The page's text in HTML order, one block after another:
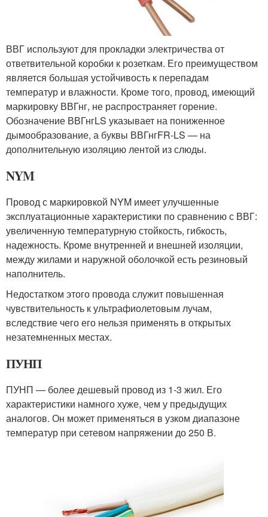
ВВГ используют для прокладки электричества от
ответвительной коробки к розеткам. Его преимуществом
является большая устойчивость к перепадам
температур и влажности. Кроме того, провод, имеющий
маркировку ВВГнг, не распространяет горение.
Обозначение ВВГнгLS указывает на пониженное
дымообразование, а буквы ВВГнгFR-LS — на
дополнительную изоляцию лентой из слюды.
NYM
Провод с маркировкой NYM имеет улучшенные
эксплуатационные характеристики по сравнению с ВВГ:
увеличенную температурную стойкость, гибкость,
надежность. Кроме внутренней и внешней изоляции,
между жилами и наружной оболочкой есть резиновый
наполнитель.
Недостатком этого провода служит повышенная
чувствительность к ультрафиолетовым лучам,
вследствие чего его нельзя применять в открытых
незатемненных местах.
ПУНП
ПУНП — более дешевый провод из 1-3 жил. Его
характеристики намного хуже, чем у предыдущих
аналогов. Он может применяться в узком диапазоне
температур при сетевом напряжении до 250 В.